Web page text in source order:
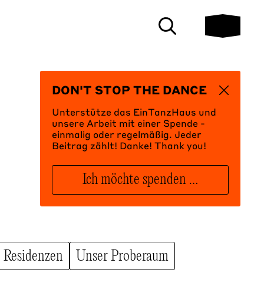
Suchleiste
DON'T STOP THE DANCE
Unterstütze das EinTanzHaus und
unsere Arbeit mit einer Spende -
einmalig oder regelmäßig. Jeder
Beitrag zählt! Danke! Thank you!
Ich möchte spenden …
Residenzen Unser Proberaum